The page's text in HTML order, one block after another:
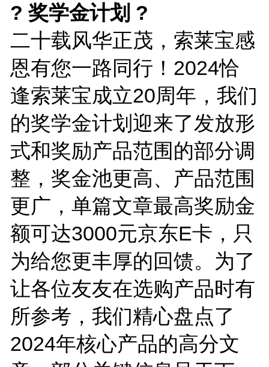
? 奖学金计划 ?
二十载风华正茂，索莱宝感
恩有您一路同行！2024恰
逢索莱宝成立20周年，我们
的奖学金计划迎来了发放形
式和奖励产品范围的部分调
整，奖金池更高、产品范围
更广，单篇文章最高奖励金
额可达3000元京东E卡，只
为给您更丰厚的回馈。为了
让各位友友在选购产品时有
所参考，我们精心盘点了
2024年核心产品的高分文